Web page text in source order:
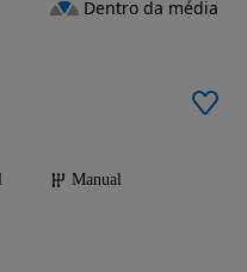
Manual
Dentro da média